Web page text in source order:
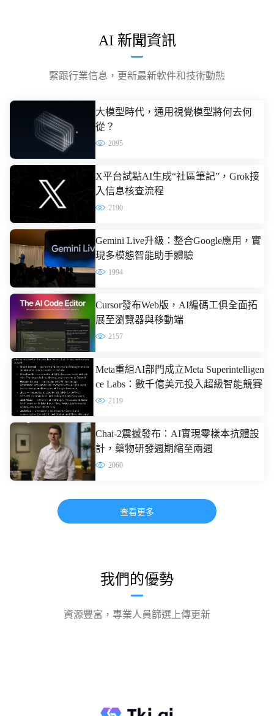
AI 新聞資訊
緊跟行業信息，更新最新軟件和技術動態
大模型時代，通用視覺模型將何去何
從？
2095
X平台試點AI生成“社區筆記”，Grok接
入信息核查流程
2190
Gemini Live升級：整合Google應用，實
現多模態智能助手體驗
1994
Cursor發布Web版，AI編碼工俱全面拓
展至瀏覽器與移動端
2157
Meta重組AI部門成立Meta Superintelligen
ce Labs：數千億美元投入超級智能競賽
2119
Chai-2震撼發布：AI實現零樣本抗體設
計，藥物研發週期縮至兩週
2060
查看更多
我們的優勢
資源豐富，專業人員篩選上傳更新